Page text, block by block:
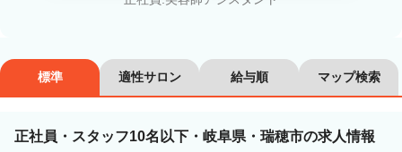
ネイリスト エステティシャン
講師・インストラクター 営業・販売スタッフ・その他
標準 適性サロン 給与順 マップ検索
正社員・スタッフ10名以下・岐阜県・瑞穂市の求人情報